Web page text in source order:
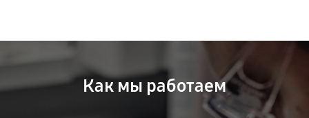
Как мы работаем